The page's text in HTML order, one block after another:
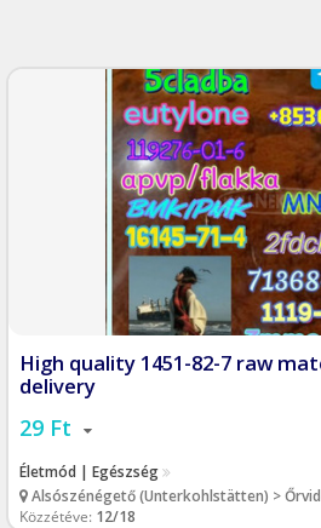
29 Ft
Életmód | Egészség
Alsószénégető (Unterkohlstätten) >
Közzétéve: 12/18
High quality 1451-82-7 raw
delivery